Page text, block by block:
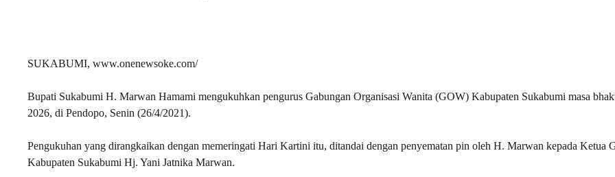
SUKABUMI, www.onenewsoke.com/
Bupati Sukabumi H. Marwan Hamami mengukuhkan pengurus Gabungan Organisasi Wanita (GOW) Kabupaten Sukabumi masa
2026, di Pendopo, Senin (26/4/2021).
Pengukuhan yang dirangkaikan dengan memeringati Hari Kartini itu, ditandai dengan penyematan pin oleh H. Marwan kepada Ketua
Kabupaten Sukabumi Hj. Yani Jatnika Marwan.